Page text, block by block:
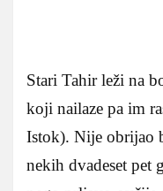
Stari Tahir leži na
koji nailaze pa im
Istok). Nije obrijao
nekih dvadeset pet